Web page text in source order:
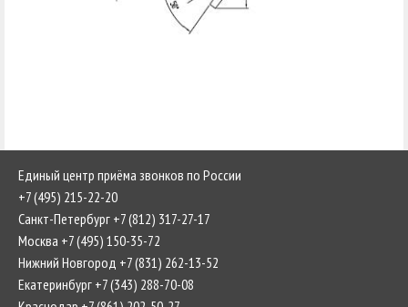
Единый центр приёма звонков по России
+7 (495) 215-22-20
Санкт-Петербург +7 (812) 317-27-17
Москва +7 (495) 150-35-72
Нижний Новгород +7 (831) 262-13-52
Екатеринбург +7 (343) 288-70-08